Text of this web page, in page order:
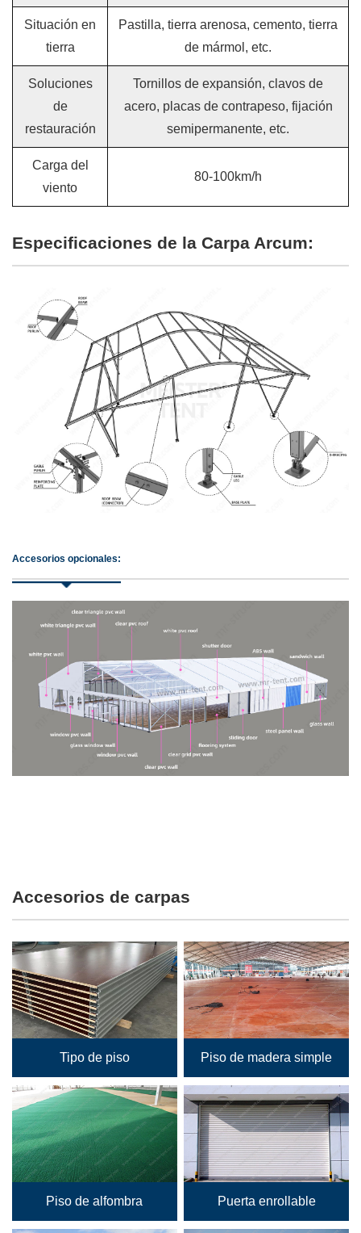
Situación en
tierra
Pastilla, tierra arenosa, cemento, tierra
de mármol, etc.
Soluciones
de
restauración
Tornillos de expansión, clavos de
acero, placas de contrapeso, fijación
semipermanente, etc.
Carga del
viento
80-100km/h
Especificaciones de la Carpa Arcum:
Accesorios opcionales:
Accesorios de carpas
Tipo de piso Piso de madera simple
Piso de alfombra Puerta enrollable